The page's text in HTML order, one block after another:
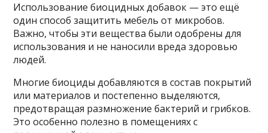
Использование биоцидных добавок — это ещё
один способ защитить мебель от микробов.
Важно, чтобы эти вещества были одобрены для
использования и не наносили вреда здоровью
людей.
Многие биоциды добавляются в состав покрытий
или материалов и постепенно выделяются,
предотвращая размножение бактерий и грибков.
Это особенно полезно в помещениях с